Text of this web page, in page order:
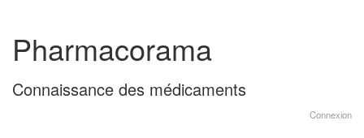
contenu
menu
principal
Pharmacorama
Connaissance des médicaments
Connexion